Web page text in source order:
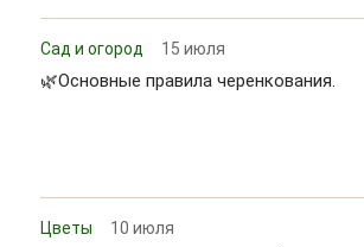
Сад и огород 15 июля
🌿Основные правила черенкования.
Цветы 10 июля